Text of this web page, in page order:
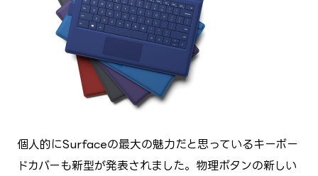
個人的にSurfaceの最大の魅力だと思っているキーボー
ドカバーも新型が発表されました。物理ボタンの新しい